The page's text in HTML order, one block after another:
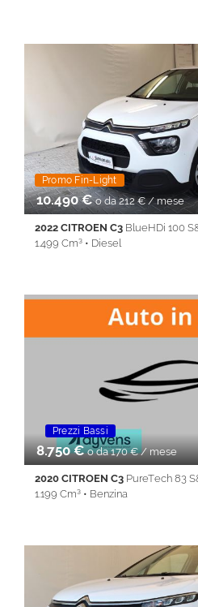
testa • Alzacristalli elettrici •
centralizzata • Climatizzatore •
antiparticolato • Immobilizzatore
posteriore sdoppiato •
• Touch screen • Vivavoce •
Promo Fin-Light
10.490 €o da 212 € / mese
2022 CITROEN C3 BlueHDi 100
1.499 Cm³ • Diesel
testa • Alzacristalli elettrici •
centralizzata • Climatizzatore •
antiparticolato • Immobilizzatore
• Touch screen • Vivavoce •
Prezzi Bassi
8.750 €o da 170 € / mese
2020 CITROEN C3 PureTech 83
1.199 Cm³ • Benzina
• Alzacristalli elettrici • Autoradio
Chiusura centralizzata •
Cruise Control • ESP •
Sedile posteriore sdoppiato •